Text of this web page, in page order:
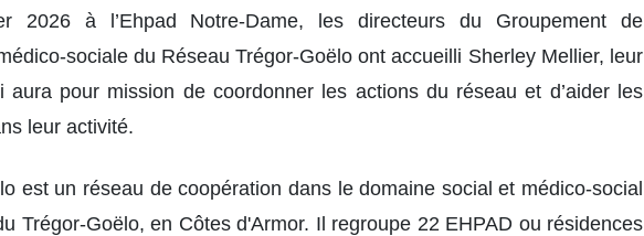
2026 à l’Ehpad Notre-Dame, les directeurs du Groupement de
sociale du Réseau Trégor-Goëlo ont accueilli Sherley Mellier, leur
aura pour mission de coordonner les actions du réseau et d’aider les
leur activité.
est un réseau de coopération dans le domaine social et médico-social
Trégor‑Goëlo, en Côtes d'Armor. Il regroupe 22 EHPAD ou résidences